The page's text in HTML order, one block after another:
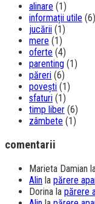
alinare (1)
informații utile (6)
jucării (1)
mere (1)
oferte (4)
parenting (1)
păreri (6)
povești (1)
sfaturi (1)
timp liber (6)
zâmbete (1)
comentarii
Marieta Damian
Alin la părere
Dorina la părere